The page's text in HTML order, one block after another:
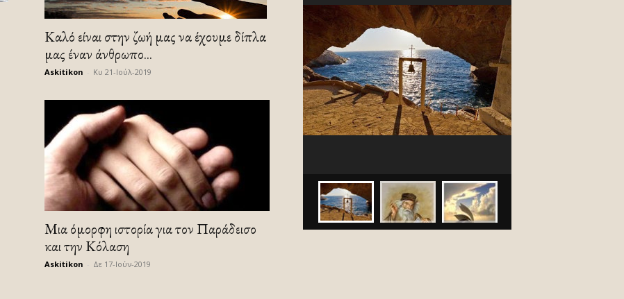
Kαλό είναι στην ζωή μας να έχουμε δίπλα
μας έναν άνθρωπο...
Askitikon Κυ 21-Ιούλ-2019
Μια όμορφη ιστορία για τον Παράδεισο
και την Κόλαση
Askitikon Δε 17-Ιούν-2019